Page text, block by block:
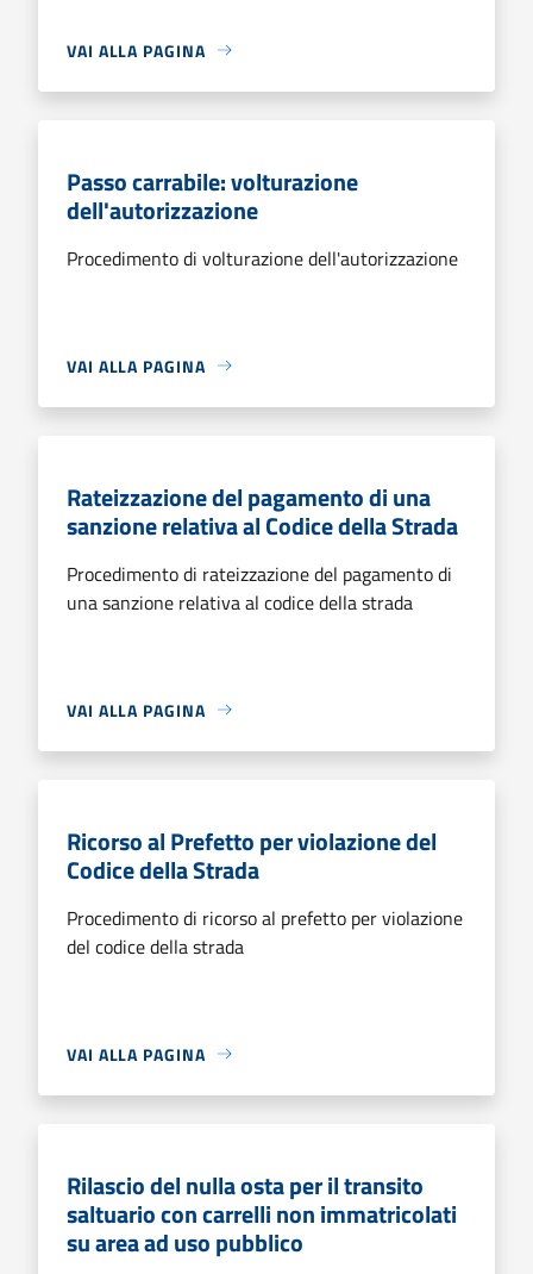
VAI ALLA PAGINA
Passo carrabile: volturazione
dell'autorizzazione
Procedimento di volturazione dell'autorizzazione
VAI ALLA PAGINA
Rateizzazione del pagamento di una
sanzione relativa al Codice della Strada
Procedimento di rateizzazione del pagamento di
una sanzione relativa al codice della strada
VAI ALLA PAGINA
Ricorso al Prefetto per violazione del
Codice della Strada
Procedimento di ricorso al prefetto per violazione
del codice della strada
VAI ALLA PAGINA
Rilascio del nulla osta per il transito
saltuario con carrelli non immatricolati
su area ad uso pubblico